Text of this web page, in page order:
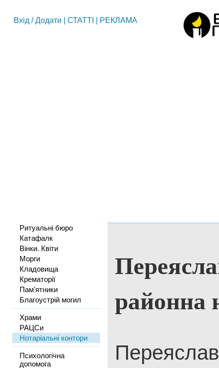
Вхід /Додати СТАТТІ РЕКЛАМА
Ритуальні бюро
Катафалк
Вінки. Квіти
Морги
Кладовища
Крематорії
Пам'ятники
Благоустрій могил
Храми
РАЦСи
Нотаріальні контори
Психологічна
допомога
районна